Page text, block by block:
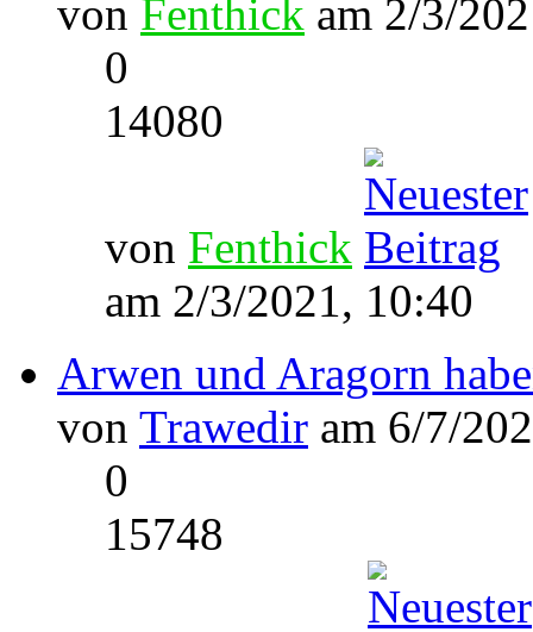
von Fenthick am 2/3/
0
14080
von Fenthick
am 2/3/2021, 10:40
Arwen und Aragorn
von Trawedir am 6/7/
0
15748